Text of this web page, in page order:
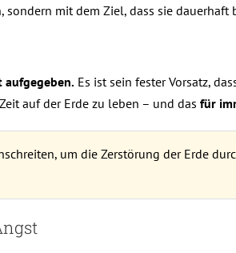
sondern mit dem Ziel, dass sie dauerhaft
aufgegeben. Es ist sein fester Vorsatz,
auf der Erde zu leben – und das für
um die Zerstörung der Erde